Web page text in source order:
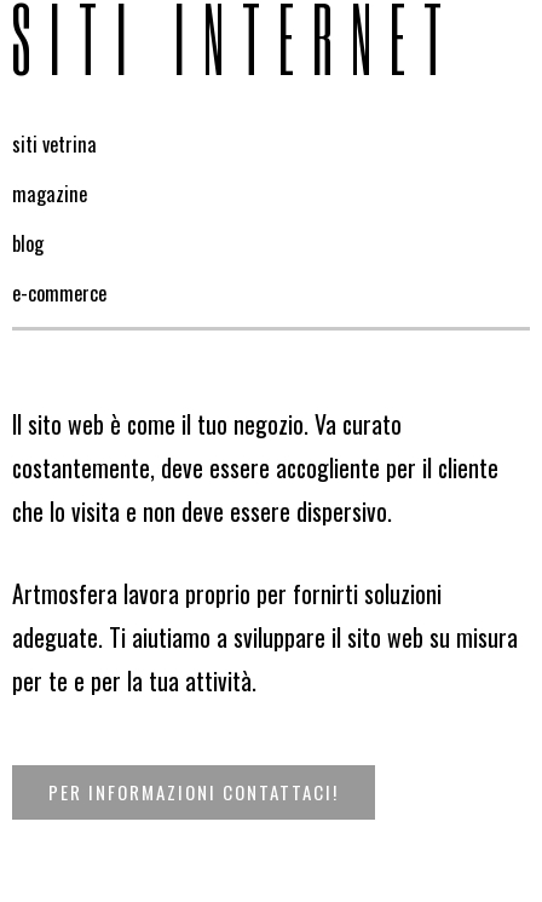
SITI INTERNET
siti vetrina
magazine
blog
e-commerce
Il sito web è come il tuo negozio. Va curato
costantemente, deve essere accogliente per il cliente
che lo visita e non deve essere dispersivo.
Artmosfera lavora proprio per fornirti soluzioni
adeguate. Ti aiutiamo a sviluppare il sito web su misura
per te e per la tua attività.
PER INFORMAZIONI CONTATTACI!